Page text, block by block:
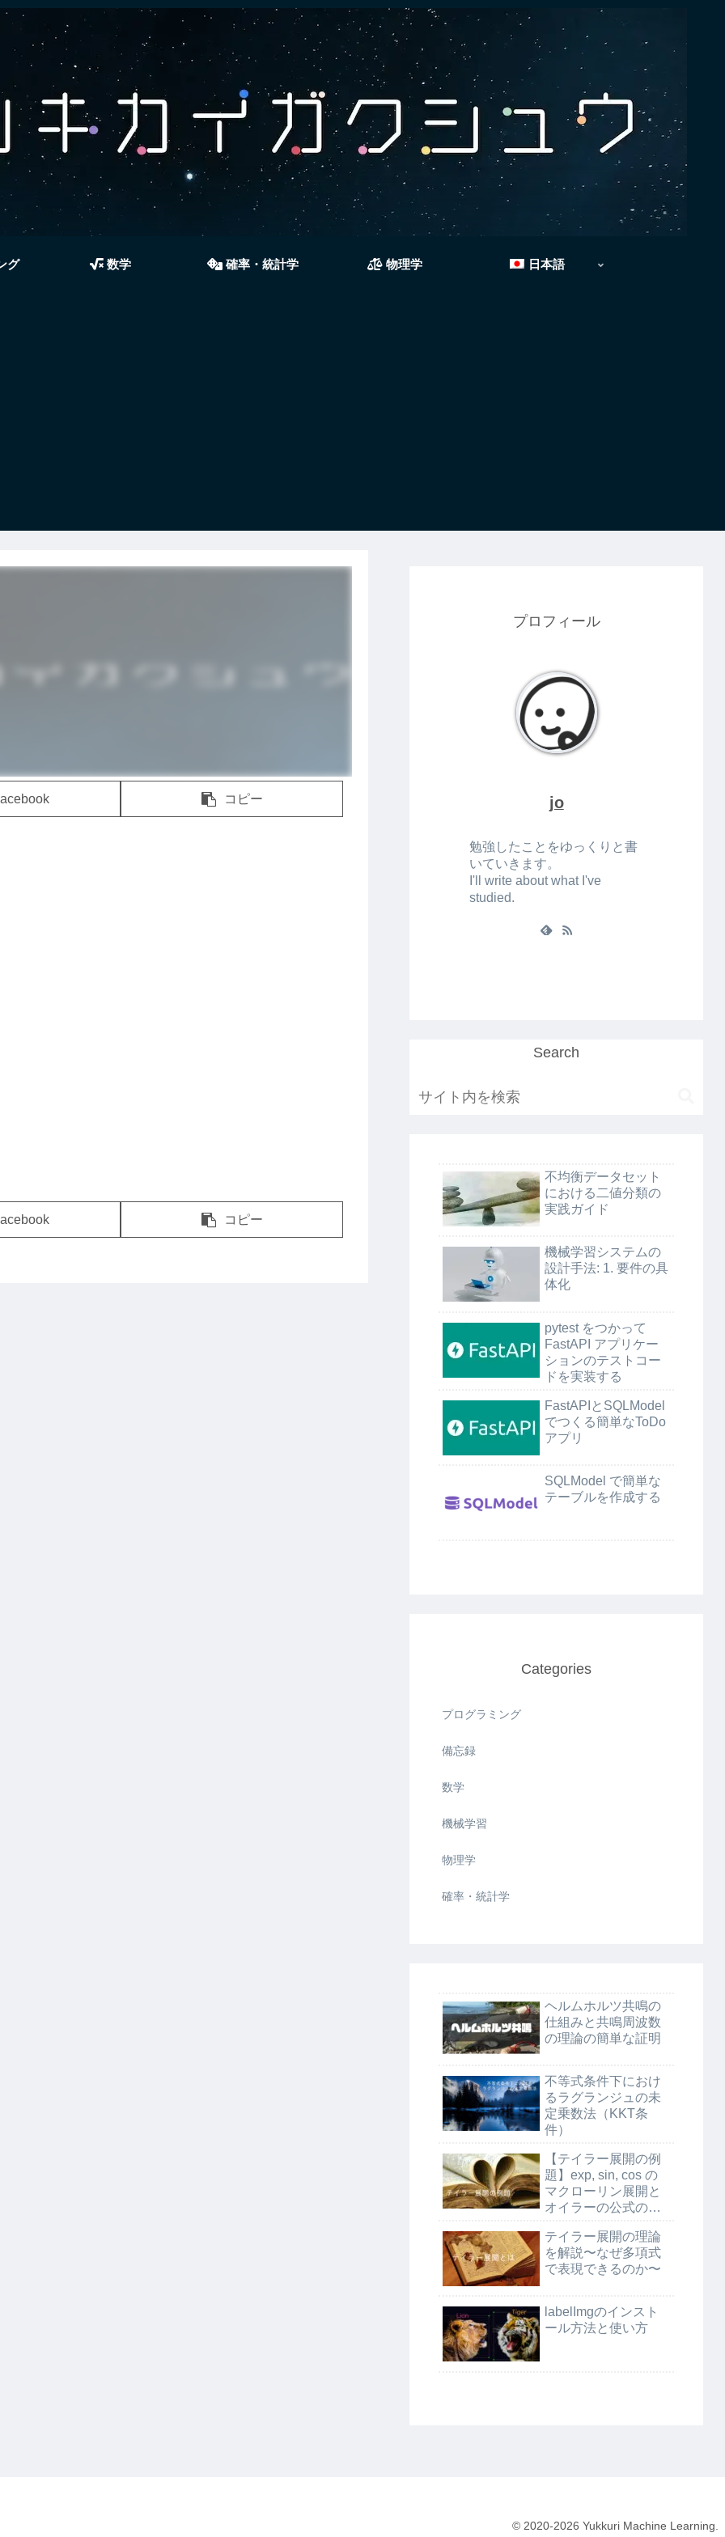
グ 数学 確率・統計学 物理学 日本語
コピー
コピー
プロフィール
jo
勉強したことをゆっくりと書
いていきます。
I'll write about what I've
studied.
Search
不均衡データセット
における二値分類の
実践ガイド
機械学習システムの
設計手法: 1. 要件の具
体化
pytest をつかって
FastAPI アプリケー
ションのテストコー
ドを実装する
FastAPIとSQLModel
でつくる簡単なToDo
アプリ
SQLModel で簡単な
テーブルを作成する
Categories
プログラミング
備忘録
数学
機械学習
物理学
確率・統計学
ヘルムホルツ共鳴の
仕組みと共鳴周波数
の理論の簡単な証明
不等式条件下におけ
るラグランジュの未
定乗数法（KKT条
件）
【テイラー展開の例
題】exp, sin, cos の
マクローリン展開と
オイラーの公式の証
テイラー展開の理論
を解説〜なぜ多項式
で表現できるのか〜
labelImgのインスト
ール方法と使い方
© 2020-2026 Yukkuri Machine Learning.